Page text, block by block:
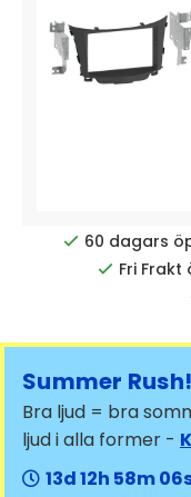
60 dagars
Fri Frakt
Summer Rush!
Bra ljud = bra
ljud i alla former -
13
12 58 06